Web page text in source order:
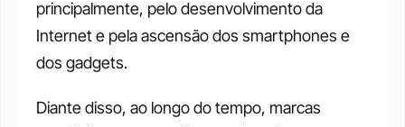
principalmente, pelo desenvolvimento da
Internet e pela ascensão dos smartphones e
dos gadgets.
Diante disso, ao longo do tempo, marcas